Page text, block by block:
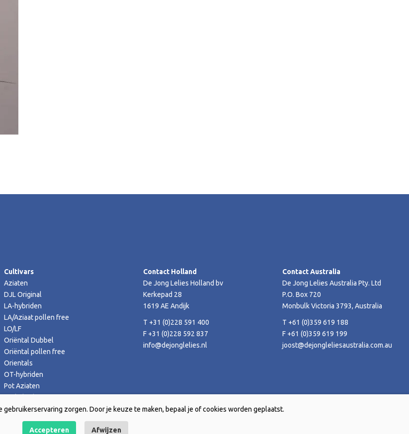
Cultivars
Aziaten
DJL Original
LA-hybriden
LA/Aziaat pollen free
LO/LF
Oriëntal Dubbel
Oriëntal pollen free
Orientals
OT-hybriden
Pot Aziaten
Contact Holland
De Jong Lelies Holland bv
Kerkepad 28
1619 AE Andijk
T +31 (0)228 591 400
F +31 (0)228 592 837
info@dejonglelies.nl
Contact Australia
De Jong Lelies Australia Pty. Ltd
P.O. Box 720
Monbulk Victoria 3793, Australia
T +61 (0)359 619 188
F +61 (0)359 619 199
joost@dejongleliesaustralia.com.au
zorgen. Door je keuze te maken, bepaal je of cookies worden geplaatst.
Accepteren Afwijzen